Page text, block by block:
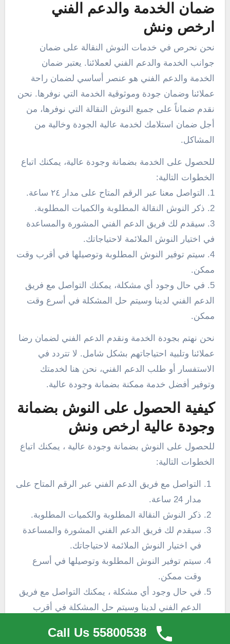
ضمان الخدمة والدعم الفني
ارخص ونش
نحن نحرص في خدمات النوش النقالة على ضمان
جوانب الخدمة والدعم الفني لعملائنا. يعتبر ضمان
الخدمة والدعم الفني هو عنصر أساسي لضمان راحة
عملائنا وضمان جودة وموثوقية الخدمة التي نوفرها. نحن
نقدم ضماناً على جميع النوش النقالة التي نوفرها، من
أجل ضمان استلامك لخدمة عالية الجودة وخالية من
المشاكل.
للحصول على الخدمة بضمانة وجودة عالية، يمكنك اتباع
الخطوات التالية:
1. التواصل معنا عبر الرقم المتاح على مدار ٢٤ ساعة.
2. ذكر النوش النقالة المطلوبة والكميات المطلوبة.
3. سيقدم لك فريق الدعم الفني المشورة والمساعدة
في اختيار النوش الملائمة لاحتياجاتك.
4. سيتم توفير النوش المطلوبة وتوصيلها في أقرب وقت
ممكن.
5. في حال وجود أي مشكلة، يمكنك التواصل مع فريق
الدعم الفني لدينا وسيتم حل المشكلة في أسرع وقت
ممكن.
نحن نهتم بجودة الخدمة ونقدم الدعم الفني لضمان رضا
عملائنا وتلبية احتياجاتهم بشكل شامل. لا تتردد في
الاستفسار أو طلب الدعم الفني، نحن هنا لخدمتك
وتوفير أفضل خدمة ممكنة بضمانة وجودة عالية.
كيفية الحصول على النوش بضمانة
وجودة عالية ارخص ونش
للحصول على النوش بضمانة وجودة عالية ، يمكنك اتباع
الخطوات التالية:
التواصل مع فريق الدعم الفني عبر الرقم المتاح على
مدار 24 ساعة.
ذكر النوش النقالة المطلوبة والكميات المطلوبة.
سيقدم لك فريق الدعم الفني المشورة والمساعدة
في اختيار النوش الملائمة لاحتياجاتك.
سيتم توفير النوش المطلوبة وتوصيلها في أسرع
وقت ممكن.
في حال وجود أي مشكلة ، يمكنك التواصل مع فريق
الدعم الفني لدينا وسيتم حل المشكلة في أقرب
Call Us 55800538